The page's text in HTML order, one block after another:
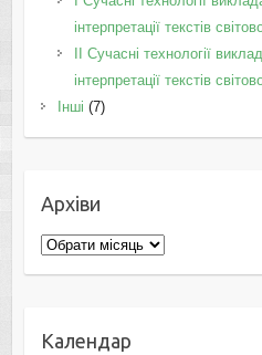
інтерпретації текстів
II Cучасні технології
інтерпретації текстів
Інші (7)
Архіви
Архіви
Календар